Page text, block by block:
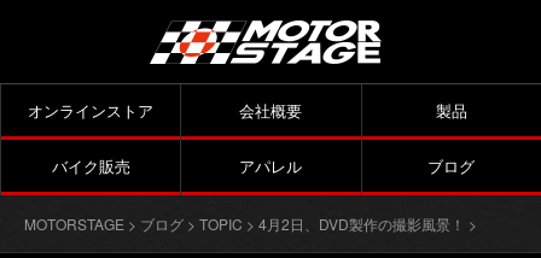
オンラインストア 会社概要 製品
バイク販売 アパレル ブログ
MOTORSTAGE > ブログ > TOPIC > 4月2日、DVD製作の撮影風景！ >